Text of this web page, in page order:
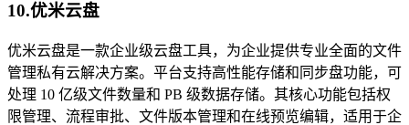
10.优米云盘
优米云盘是一款企业级云盘工具，为企业提供专业全面的文件
管理私有云解决方案。平台支持高性能存储和同步盘功能，可
处理 10 亿级文件数量和 PB 级数据存储。其核心功能包括权
限管理、流程审批、文件版本管理和在线预览编辑，适用于企